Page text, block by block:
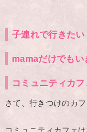
子連れで行きたい
mamaだけでもい
コミュニティカ
さて、行きつけのカフ